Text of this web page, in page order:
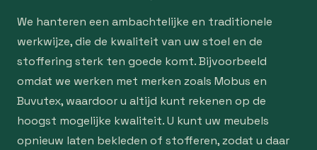
We hanteren een ambachtelijke en traditionele
werkwijze, die de kwaliteit van uw stoel en de
stoffering sterk ten goede komt. Bijvoorbeeld
omdat we werken met merken zoals Mobus en
Buvutex, waardoor u altijd kunt rekenen op de
hoogst mogelijke kwaliteit. U kunt uw meubels
opnieuw laten bekleden of stofferen, zodat u daar